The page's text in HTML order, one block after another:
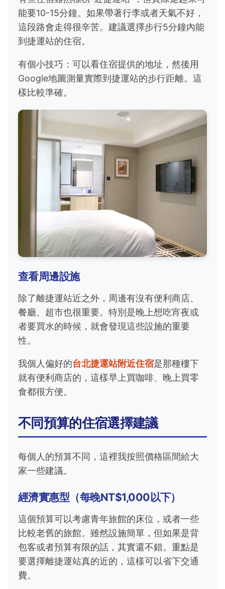
能要10-15分鐘。如果帶著行李或者天氣不好，
這段路會走得很辛苦。建議選擇步行5分鐘內能
到捷運站的住宿。
有個小技巧：可以看住宿提供的地址，然後用
Google地圖測量實際到捷運站的步行距離。這
樣比較準確。
查看周邊設施
除了離捷運站近之外，周邊有沒有便利商店、
餐廳、超市也很重要。特別是晚上想吃宵夜或
者要買水的時候，就會發現這些設施的重要
性。
我個人偏好的台北捷運站附近住宿是那種樓下
就有便利商店的，這樣早上買咖啡、晚上買零
食都很方便。
不同預算的住宿選擇建議
每個人的預算不同，這裡我按照價格區間給大
家一些建議。
經濟實惠型（每晚NT$1,000以下）
這個預算可以考慮青年旅館的床位，或者一些
比較老舊的旅館。雖然設施簡單，但如果是背
包客或者預算有限的話，其實還不錯。重點是
要選擇離捷運站真的近的，這樣可以省下交通
費。